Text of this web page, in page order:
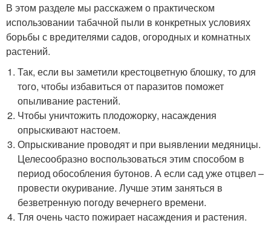
В этом разделе мы расскажем о практическом
использовании табачной пыли в конкретных условиях
борьбы с вредителями садов, огородных и комнатных
растений.
Так, если вы заметили крестоцветную блошку, то для
того, чтобы избавиться от паразитов поможет
опыливание растений.
Чтобы уничтожить плодожорку, насаждения
опрыскивают настоем.
Опрыскивание проводят и при выявлении медяницы.
Целесообразно воспользоваться этим способом в
период обособления бутонов. А если сад уже отцвел –
провести окуривание. Лучше этим заняться в
безветренную погоду вечернего времени.
Тля очень часто пожирает насаждения и растения.